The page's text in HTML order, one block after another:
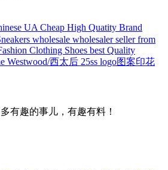
UA Cheap High Quatity Brand
wholesale wholesaler seller from
Clothing Shoes best Quality
Westwood/西太后 25ss logo图案印花
有趣的事儿，有趣有料！